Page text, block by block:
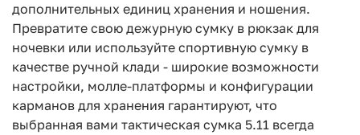
дополнительных единиц хранения и ношения.
Превратите свою дежурную сумку в рюкзак для
ночевки или используйте спортивную сумку в
качестве ручной клади - широкие возможности
настройки, молле-платформы и конфигурации
карманов для хранения гарантируют, что
выбранная вами тактическая сумка 5.11 всегда